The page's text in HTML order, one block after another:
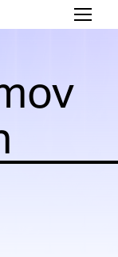
Menu